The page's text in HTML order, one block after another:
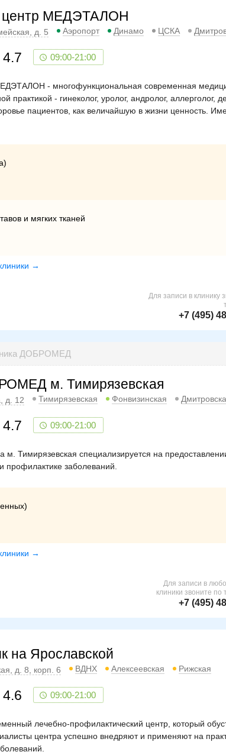
центр МЕДЭТАЛОН
д. 5 Аэропорт Динамо ЦСКА
4.7 09:00-21:00
- многофункциональная современная
практикой - гинеколог, уролог, андролог,
пациентов, как величайшую в жизни ценность.
и мягких тканей
→
Для записи в клинику
+7 (495)
ДОБРОМЕД
м. Тимирязевская
д. 12 Тимирязевская Фонвизинская
4.7 09:00-21:00
Тимирязевская специализируется на
профилактике заболеваний.
→
Для записи в
клиники звоните по
+7 (495)
на Ярославской
д. 8, корп. 6 ВДНХ Алексеевская Рижская
4.6 09:00-21:00
лечебно-профилактический центр, который
центра успешно внедряют и применяют на